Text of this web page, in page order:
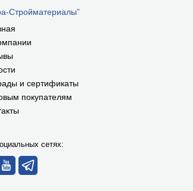
Стройматериалы”
и сертификаты
покупателям
сетях: